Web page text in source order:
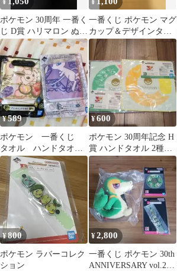
¥
ポケモン 30周年 一番く
じ D賞 ハリマロン ぬい
ぐるみ カロス地方
¥
一番くじ ポケモン マグ
カップ＆デザインタオ
ルセット
¥589
ポケモン 一番くじ
タオル ハンドタオ
ル ニンフィア ミュ
ウ ブイズ
¥600
ポケモン 30周年記念 H
賞 ハンドタオル 2種セ
ット 一番くじ
¥800
ポケモン ラバーコレク
ション
¥2,800
一番くじ ポケモン 30th
ANNIVERSARY vol.2